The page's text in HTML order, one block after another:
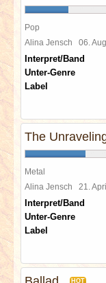
Pop
Alina Jensch 06.
Interpret/Band
Unter-Genre
Label
The
Metal
Alina Jensch 21.
Interpret/Band
Unter-Genre
Label
HOT